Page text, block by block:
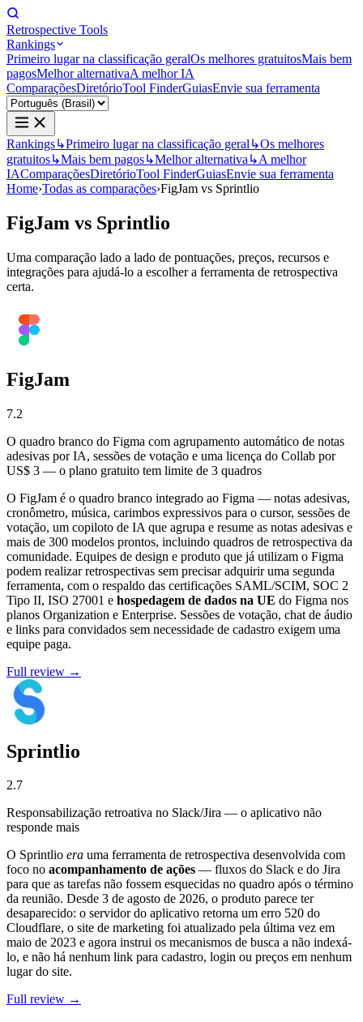
Retrospective Tools
Rankings
Primeiro lugar na classificação geralOs melhores gratuitosMais bem
pagosMelhor alternativaA melhor IA
ComparaçõesDiretórioTool FinderGuiasEnvie sua ferramenta
Rankings↳Primeiro lugar na classificação geral ↳Os melhores
gratuitos↳Mais bem pagos↳Melhor alternativa ↳A melhor
IAComparaçõesDiretórioTool FinderGuiasEnvie sua ferramenta
Home›Todas as comparações›FigJam vs Sprintlio
FigJam vs Sprintlio
Uma comparação lado a lado de pontuações, preços, recursos e
integrações para ajudá-lo a escolher a ferramenta de retrospectiva
certa.
FigJam
7.2
O quadro branco do Figma com agrupamento automático de notas
adesivas por IA, sessões de votação e uma licença do Collab por
US$ 3 — o plano gratuito tem limite de 3 quadros
O FigJam é o quadro branco integrado ao Figma — notas adesivas,
cronômetro, música, carimbos expressivos para o cursor, sessões de
votação, um copiloto de IA que agrupa e resume as notas adesivas e
mais de 300 modelos prontos, incluindo quadros de retrospectiva da
comunidade. Equipes de design e produto que já utilizam o Figma
podem realizar retrospectivas sem precisar adquirir uma segunda
ferramenta, com o respaldo das certificações SAML/SCIM, SOC 2
Tipo II, ISO 27001 e hospedagem de dados na UE do Figma nos
planos Organization e Enterprise. Sessões de votação, chat de áudio
e links para convidados sem necessidade de cadastro exigem uma
equipe paga.
Full review →
Sprintlio
2.7
Responsabilização retroativa no Slack/Jira — o aplicativo não
responde mais
O Sprintlio era uma ferramenta de retrospectiva desenvolvida com
foco no acompanhamento de ações — fluxos do Slack e do Jira
para que as tarefas não fossem esquecidas no quadro após o término
da reunião. Desde 3 de agosto de 2026, o produto parece ter
desaparecido: o servidor do aplicativo retorna um erro 520 do
Cloudflare, o site de marketing foi atualizado pela última vez em
maio de 2023 e agora instrui os mecanismos de busca a não indexá-
lo, e não há nenhum link para cadastro, login ou preços em nenhum
lugar do site.
Full review →